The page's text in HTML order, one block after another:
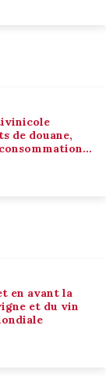
de douane,
en avant la
et du vin